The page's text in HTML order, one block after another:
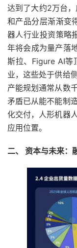
达到了大约2万台
和产品分层渐渐变
器人行业投资策略
年将会成为量产落
斯拉、Figure AI等
业，这些处于供给
产能规划通常从数
矛盾已从能不能制
化交付，人形机器
应用位置。
二、 资本与未来：